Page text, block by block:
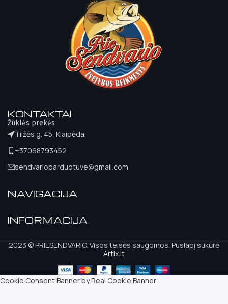
KONTAKTAI
Žūklės prekės
Tilžės g. 45, Klaipėda.
+37068793452
sendvarioparduotuve@gmail.com
NAVIGACIJA
INFORMACIJA
2023 © PRIESENDVARIO. Visos teisės saugomos. Puslapį sukūrė
Artix.lt
Cookie Consent Banner by Real Cookie Banner